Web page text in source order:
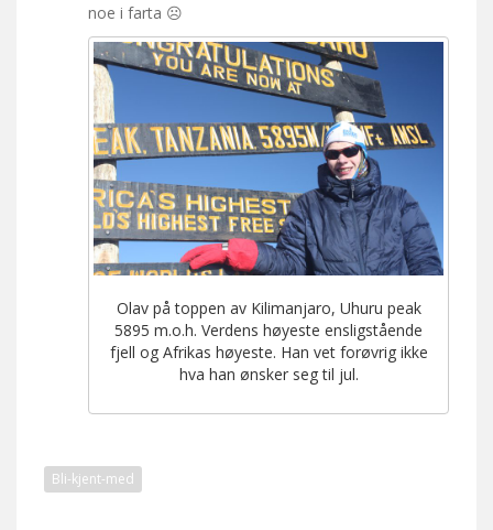
noe i farta ☹
Olav på toppen av Kilimanjaro, Uhuru peak
5895 m.o.h. Verdens høyeste ensligstående
fjell og Afrikas høyeste. Han vet forøvrig ikke
hva han ønsker seg til jul.
Bli-kjent-med